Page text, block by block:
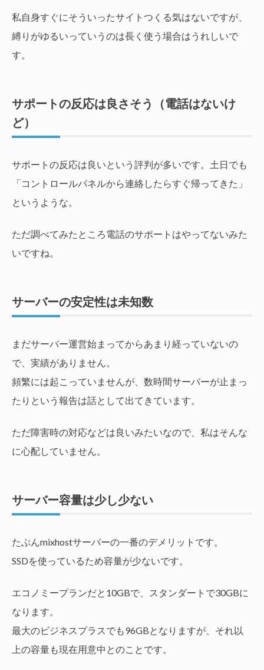
私自身すぐにそういったサイトつくる気はないですが、
縛りがゆるいっていうのは長く使う場合はうれしいで
す。
サポートの反応は良さそう（電話はないけ
ど）
サポートの反応は良いという評判が多いです。土日でも
「コントロールパネルから連絡したらすぐ帰ってきた」
というような。
ただ調べてみたところ電話のサポートはやってないみた
いですね。
サーバーの安定性は未知数
まだサーバー運営始まってからあまり経っていないの
で、実績がありません。
頻繁には起こっていませんが、数時間サーバーが止まっ
たりという報告は話として出てきています。
ただ障害時の対応などは良いみたいなので、私はそんな
に心配していません。
サーバー容量は少し少ない
たぶんmixhostサーバーの一番のデメリットです。
SSDを使っているため容量が少ないです。
エコノミープランだと10GBで、スタンダートで30GBに
なります。
最大のビジネスプラスでも96GBとなりますが、それ以
上の容量も現在用意中とのことです。